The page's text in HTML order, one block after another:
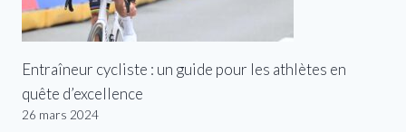
Entraîneur cycliste : un guide pour les athlètes en
quête d’excellence
26 mars 2024